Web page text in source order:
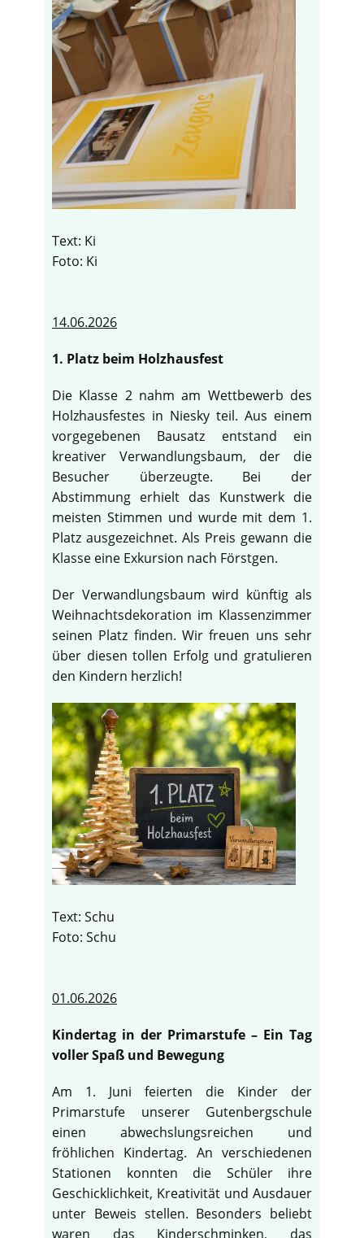
Text: Ki
Foto: Ki
14.06.2026
1. Platz beim Holzhausfest
Die Klasse 2 nahm am Wettbewerb des
Holzhausfestes in Niesky teil. Aus einem
vorgegebenen Bausatz entstand ein
kreativer Verwandlungsbaum, der die
Besucher überzeugte. Bei der
Abstimmung erhielt das Kunstwerk die
meisten Stimmen und wurde mit dem 1.
Platz ausgezeichnet. Als Preis gewann die
Klasse eine Exkursion nach Förstgen.
Der Verwandlungsbaum wird künftig als
Weihnachtsdekoration im Klassenzimmer
seinen Platz finden. Wir freuen uns sehr
über diesen tollen Erfolg und gratulieren
den Kindern herzlich!
Text: Schu
Foto: Schu
01.06.2026
Kindertag in der Primarstufe – Ein Tag
voller Spaß und Bewegung
Am 1. Juni feierten die Kinder der
Primarstufe unserer Gutenbergschule
einen abwechslungsreichen und
fröhlichen Kindertag. An verschiedenen
Stationen konnten die Schüler ihre
Geschicklichkeit, Kreativität und Ausdauer
unter Beweis stellen. Besonders beliebt
waren das Kinderschminken, das